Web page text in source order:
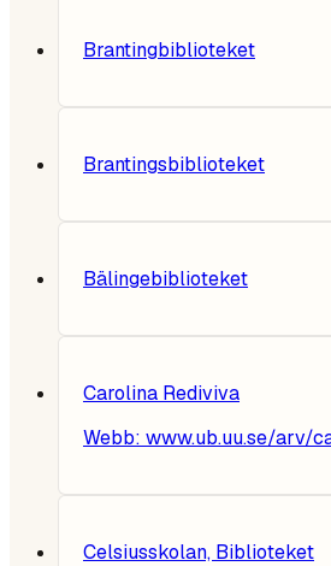
Brantingbiblioteket
Brantingsbiblioteket
Bälingebiblioteket
Carolina Rediviva
Webb: www.ub.uu.se/arv/
Celsiusskolan, Biblioteket